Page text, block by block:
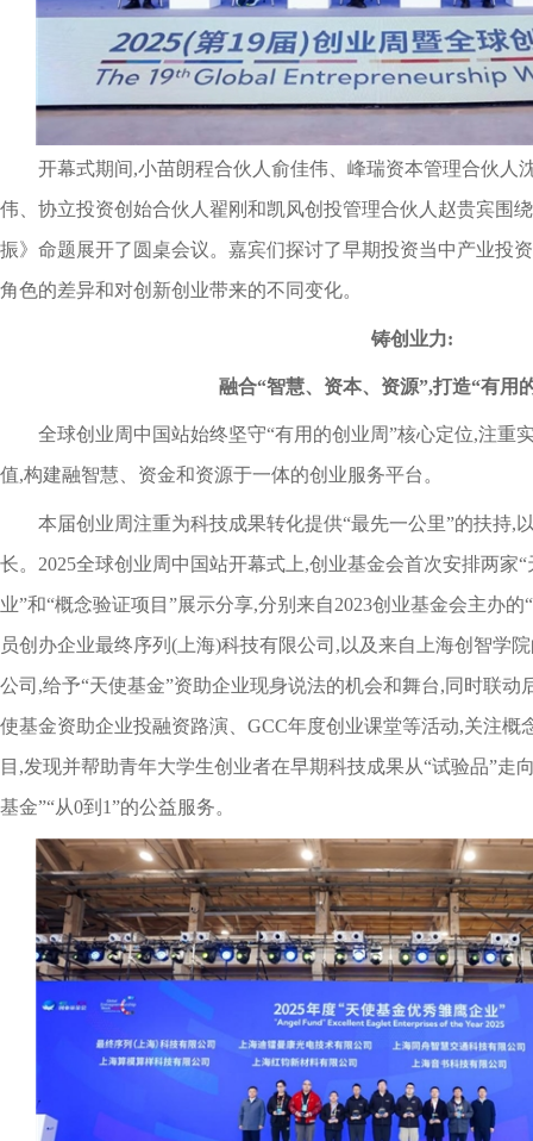
开幕式期间,小苗朗程合伙人俞佳伟、峰瑞资本管理合伙人
伟、协立投资创始合伙人翟刚和凯风创投管理合伙人赵贵宾围
振》命题展开了圆桌会议。嘉宾们探讨了早期投资当中产业投
角色的差异和对创新创业带来的不同变化。
铸创业力:
融合“智慧、资本、资源”,打造“有用
全球创业周中国站始终坚守“有用的创业周”核心定位,注重
值,构建融智慧、资金和资源于一体的创业服务平台。
本届创业周注重为科技成果转化提供“最先一公里”的扶持,
长。2025全球创业周中国站开幕式上,创业基金会首次安排两家
业”和“概念验证项目”展示分享,分别来自2023创业基金会主办
员创办企业最终序列(上海)科技有限公司,以及来自上海创智学
公司,给予“天使基金”资助企业现身说法的机会和舞台,同时联动
使基金资助企业投融资路演、GCC年度创业课堂等活动,关注概
目,发现并帮助青年大学生创业者在早期科技成果从“试验品”走
基金”“从0到1”的公益服务。